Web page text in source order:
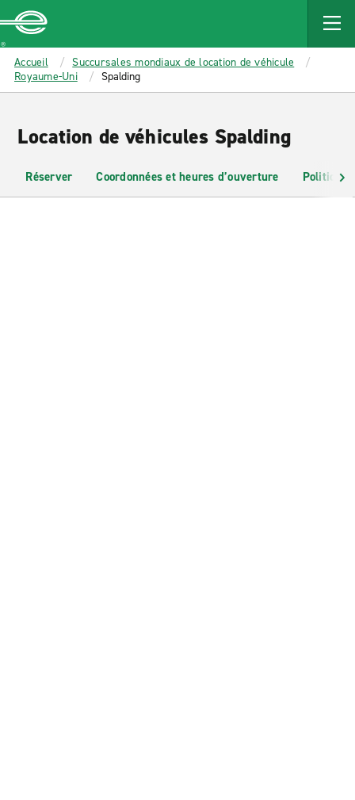
MAIN
CONTENT
Enterprise
Accueil
Succursales mondiaux de location de véhicule
Royaume-Uni
Spalding
Location de véhicules Spalding
Réserver Coordonnées et heures d’ouverture Politiques